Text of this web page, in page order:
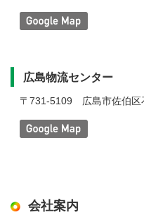
広島物流センター
〒731-5109 広島市佐伯
会社案内